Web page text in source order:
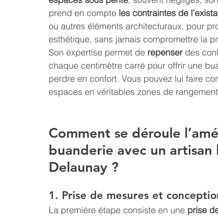
prend en compte les contraintes de
ou autres éléments architecturaux, pour
esthétique, sans jamais compromettre la
Son expertise permet de repenser des
chaque centimètre carré pour offrir une
perdre en confort. Vous pouvez lui faire
espaces en véritables zones de
Comment se déroule
buanderie avec un
Delaunay ?
1. Prise de mesures et
La première étape consiste en une prise